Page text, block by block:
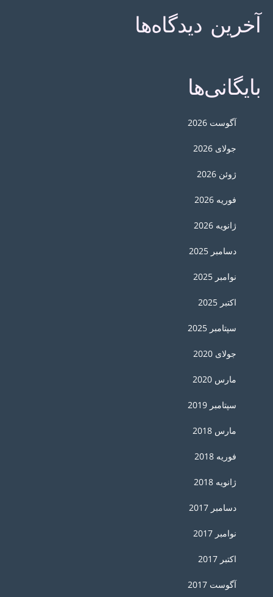
آخرین دیدگاه‌ها
بایگانی‌ها
آگوست 2026
جولای 2026
ژوئن 2026
فوریه 2026
ژانویه 2026
دسامبر 2025
نوامبر 2025
اکتبر 2025
سپتامبر 2025
جولای 2020
مارس 2020
سپتامبر 2019
مارس 2018
فوریه 2018
ژانویه 2018
دسامبر 2017
نوامبر 2017
اکتبر 2017
آگوست 2017